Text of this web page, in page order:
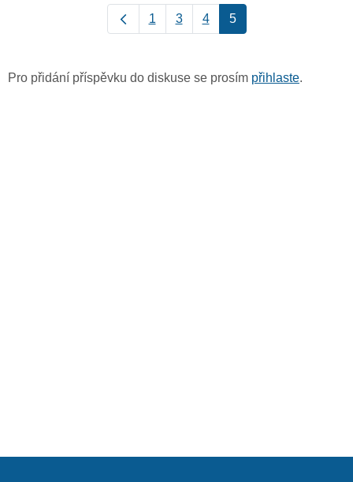
1 3 4 5
Pro přidání příspěvku do diskuse se prosím přihlaste.